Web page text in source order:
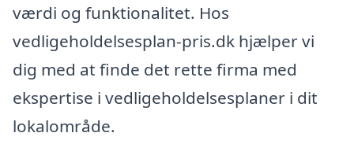
værdi og funktionalitet. Hos
vedligeholdelsesplan-pris.dk hjælper vi
dig med at finde det rette firma med
ekspertise i vedligeholdelsesplaner i dit
lokalområde.